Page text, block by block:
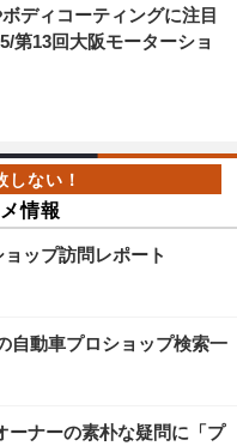
ディコーティングに注目
第13回大阪モーターショ
情報
ップ訪問レポート
動車プロショップ検索一
ーナーの素朴な疑問に「プ